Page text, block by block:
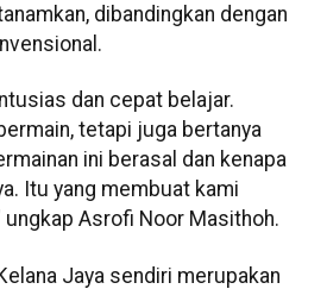
dibandingkan dengan
dan cepat belajar.
tetapi juga bertanya
ini berasal dan kenapa
Itu yang membuat kami
ungkap Asrofi Noor Masithoh.
Jaya sendiri merupakan